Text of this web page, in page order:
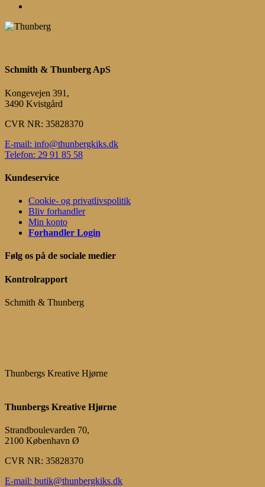
Schmith & Thunberg ApS
Kongevejen 391,
3490 Kvistgård
CVR NR: 35828370
E-mail: info@thunbergkiks.dk
Telefon: 29 91 85 58
Kundeservice
Cookie- og privatlivspolitik
Bliv forhandler
Min konto
Forhandler Login
Følg os på de sociale medier
Kontrolrapport
Schmith & Thunberg
Thunbergs Kreative Hjørne
Thunbergs Kreative Hjørne
Strandboulevarden 70,
2100 København Ø
CVR NR: 35828370
E-mail: butik@thunbergkiks.dk